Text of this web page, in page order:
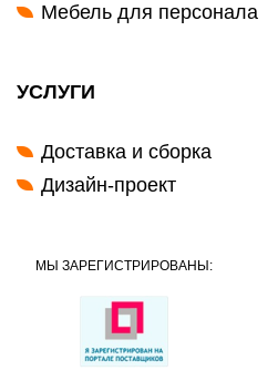
Мебель для персонала
УСЛУГИ
Доставка и сборка
Дизайн-проект
МЫ ЗАРЕГИСТРИРОВАНЫ: